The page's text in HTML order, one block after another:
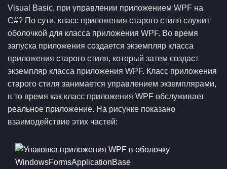
Visual Basic, при управлении приложением WPF на
C#? По сути, класс приложения старого стиля служит
оболочкой для класса приложения WPF. Во время
запуска приложения создается экземпляр класса
приложения старого стиля, который затем создаст
экземпляр класса приложения WPF. Класс приложения
старого стиля занимается управлением экземплярами,
в то время как класс приложения WPF обслуживает
реальное приложение. На рисунке показано
взаимодействие этих частей: